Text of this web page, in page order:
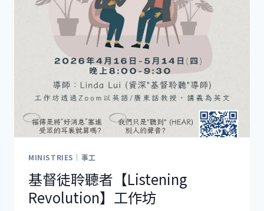
MINISTRIES｜事工
基督徒聆聽者【Listening
Revolution】工作坊